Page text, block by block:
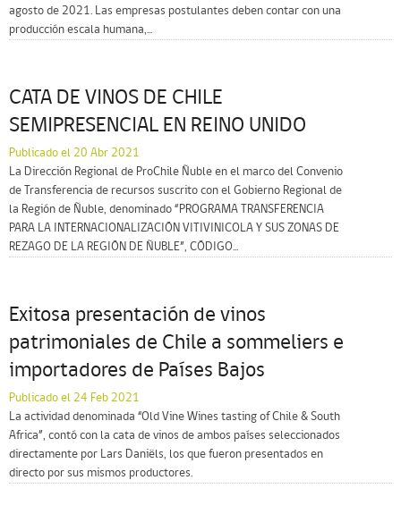
agosto de 2021. Las empresas postulantes deben contar con una
producción escala humana,...
CATA DE VINOS DE CHILE
SEMIPRESENCIAL EN REINO UNIDO
Publicado el 20 Abr 2021
La Dirección Regional de ProChile Ñuble en el marco del Convenio
de Transferencia de recursos suscrito con el Gobierno Regional de
la Región de Ñuble, denominado “PROGRAMA TRANSFERENCIA
PARA LA INTERNACIONALIZACIÓN VITIVINICOLA Y SUS ZONAS DE
REZAGO DE LA REGIÓN DE ÑUBLE”, CÓDIGO...
Exitosa presentación de vinos
patrimoniales de Chile a sommeliers e
importadores de Países Bajos
Publicado el 24 Feb 2021
La actividad denominada “Old Vine Wines tasting of Chile & South
Africa”, contó con la cata de vinos de ambos países seleccionados
directamente por Lars Daniëls, los que fueron presentados en
directo por sus mismos productores.